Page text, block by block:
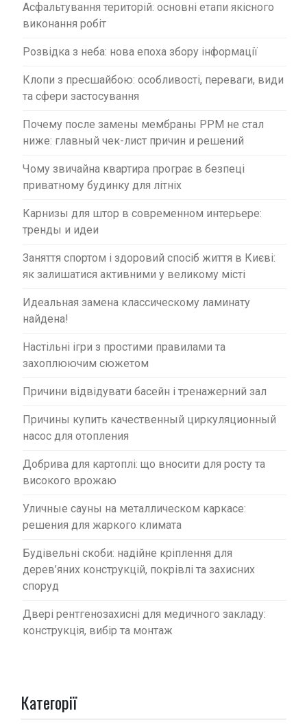
Асфальтування територій: основні етапи якісного
виконання робіт
Розвідка з неба: нова епоха збору інформації
Клопи з пресшайбою: особливості, переваги, види
та сфери застосування
Почему после замены мембраны PPM не стал
ниже: главный чек-лист причин и решений
Чому звичайна квартира програє в безпеці
приватному будинку для літніх
Карнизы для штор в современном интерьере:
тренды и идеи
Заняття спортом і здоровий спосіб життя в Києві:
як залишатися активними у великому місті
Идеальная замена классическому ламинату
найдена!
Настільні ігри з простими правилами та
захоплюючим сюжетом
Причини відвідувати басейн і тренажерний зал
Причины купить качественный циркуляционный
насос для отопления
Добрива для картоплі: що вносити для росту та
високого врожаю
Уличные сауны на металлическом каркасе:
решения для жаркого климата
Будівельні скоби: надійне кріплення для
дерев’яних конструкцій, покрівлі та захисних
споруд
Двері рентгенозахисні для медичного закладу:
конструкція, вибір та монтаж
Категорії